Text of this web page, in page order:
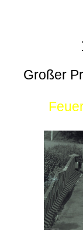
Großer